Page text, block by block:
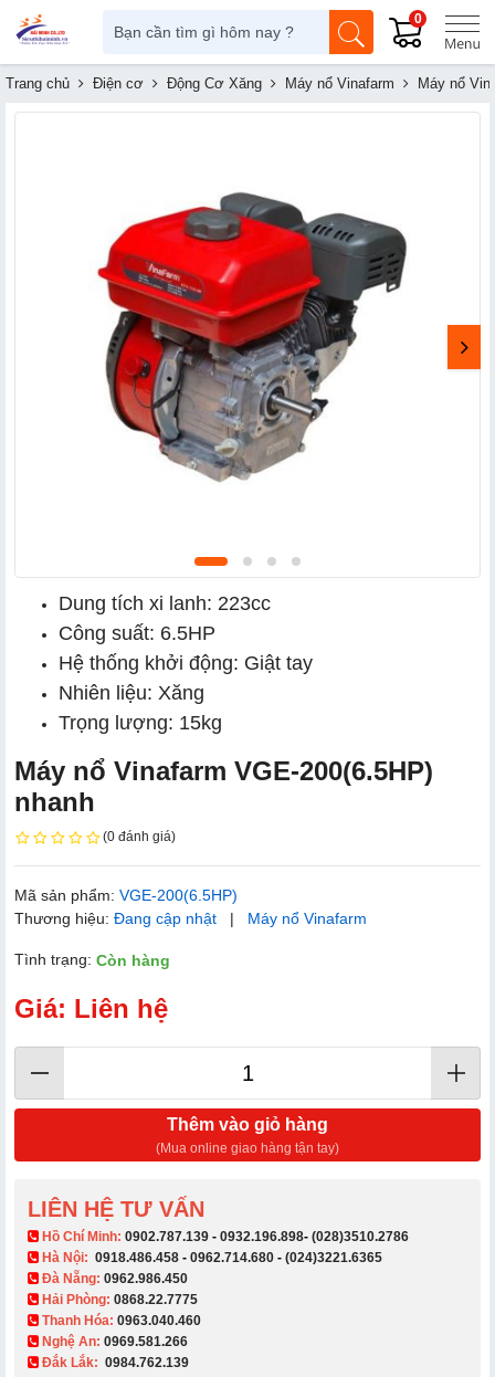
0
Trang chủ Điện cơ Động Cơ Xăng Máy nổ Vinafarm Máy nổ
Dung tích xi lanh: 223cc
Công suất: 6.5HP
Hệ thống khởi động: Giật tay
Nhiên liệu: Xăng
Trọng lượng: 15kg
Máy nổ Vinafarm VGE-200(6.5HP)
nhanh
(0 đánh giá)
Mã sản phẩm: VGE-200(6.5HP)
Thương hiệu: Đang cập nhật | Máy nổ Vinafarm
Tình trạng: Còn hàng
Giá: Liên hệ
Thêm vào giỏ hàng
(Mua online giao hàng tận tay)
LIÊN HỆ TƯ VẤN
​ Hồ Chí Minh: 0902.787.139 - 0932.196.898- (028)3510.2786
Hà Nội: 0918.486.458 - 0962.714.680 - (024)3221.6365
Đà Nẵng: 0962.986.450
Hải Phòng: 0868.22.7775
Thanh Hóa: 0963.040.460
Nghệ An: 0969.581.266
Đắk Lắk: 0984.762.139